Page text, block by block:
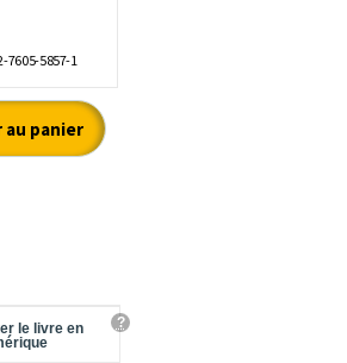
le livre en
?